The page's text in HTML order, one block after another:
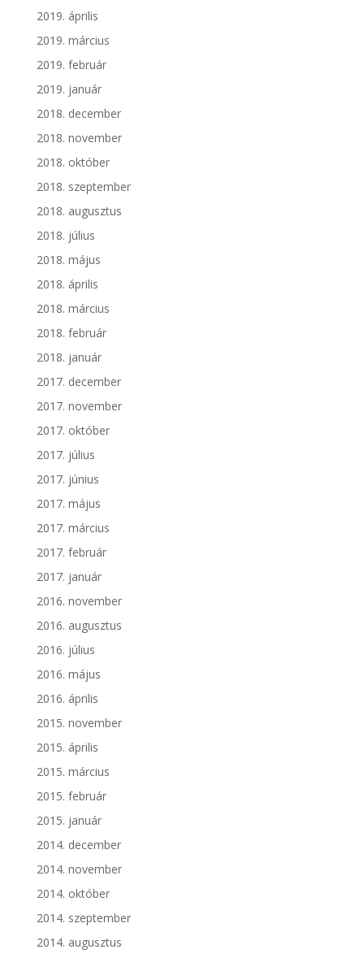
2019. április
2019. március
2019. február
2019. január
2018. december
2018. november
2018. október
2018. szeptember
2018. augusztus
2018. július
2018. május
2018. április
2018. március
2018. február
2018. január
2017. december
2017. november
2017. október
2017. július
2017. június
2017. május
2017. március
2017. február
2017. január
2016. november
2016. augusztus
2016. július
2016. május
2016. április
2015. november
2015. április
2015. március
2015. február
2015. január
2014. december
2014. november
2014. október
2014. szeptember
2014. augusztus